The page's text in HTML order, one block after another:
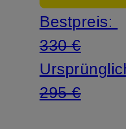
Bestpreis:
330 €
295 €